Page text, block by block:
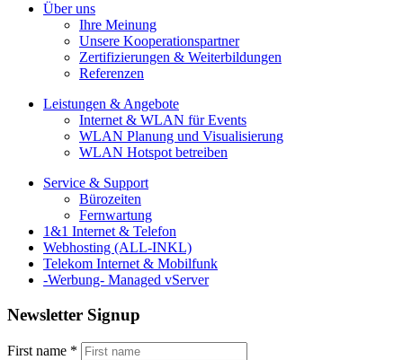
Über uns
Ihre Meinung
Unsere Kooperationspartner
Zertifizierungen & Weiterbildungen
Referenzen
Leistungen & Angebote
Internet & WLAN für Events
WLAN Planung und Visualisierung
WLAN Hotspot betreiben
Service & Support
Bürozeiten
Fernwartung
1&1 Internet & Telefon
Webhosting (ALL-INKL)
Telekom Internet & Mobilfunk
-Werbung- Managed vServer
Newsletter Signup
First name *